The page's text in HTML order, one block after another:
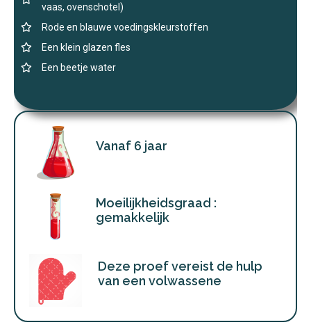
vaas, ovenschotel)
Rode en blauwe voedingskleurstoffen
Een klein glazen fles
Een beetje water
Vanaf 6 jaar
Moeilijkheidsgraad :
gemakkelijk
Deze proef vereist de hulp
van een volwassene